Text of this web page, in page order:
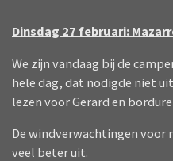
Dinsdag 27 februari:
We zijn vandaag bij de
hele dag, dat nodigde niet
lezen voor Gerard en
De windverwachtingen voor
veel beter uit.